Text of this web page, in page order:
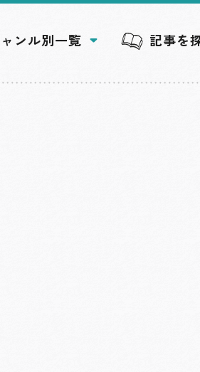
ンル別一覧 記事を